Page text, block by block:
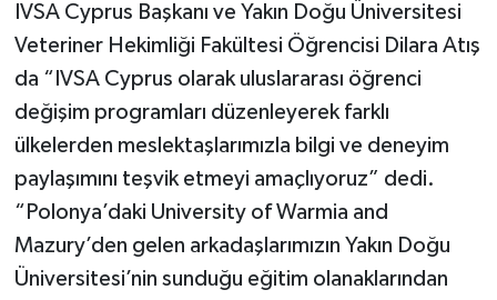
IVSA Cyprus Başkanı ve Yakın Doğu Üniversitesi
Veteriner Hekimliği Fakültesi Öğrencisi Dilara Atış
da “IVSA Cyprus olarak uluslararası öğrenci
değişim programları düzenleyerek farklı
ülkelerden meslektaşlarımızla bilgi ve deneyim
paylaşımını teşvik etmeyi amaçlıyoruz” dedi.
“Polonya’daki University of Warmia and
Mazury’den gelen arkadaşlarımızın Yakın Doğu
Üniversitesi’nin sunduğu eğitim olanaklarından